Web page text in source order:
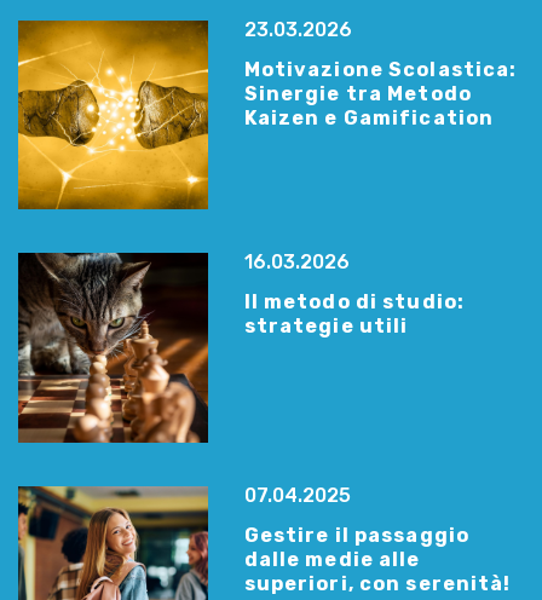
23.03.2026
Motivazione Scolastica:
Sinergie tra Metodo
Kaizen e Gamification
16.03.2026
Il metodo di studio:
strategie utili
07.04.2025
Gestire il passaggio
dalle medie alle
superiori, con serenità!